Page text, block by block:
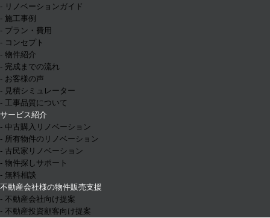
- リノベーションガイド
- 施工事例
- プラン・費用
- コンセプト
- 物件紹介
- 完成までの流れ
- お客様の声
- 見積シミュレーター
- 工事品質について
サービス紹介
- 中古購入リノベーション
- 所有物件のリノベーション
- 古民家リノベーション
- 物件探しサポート
- 無料相談
不動産会社様の物件販売支援
- 不動産会社向け提案
- 不動産投資顧客向け提案